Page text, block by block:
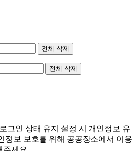
전체 삭제
전체 삭제
그인 상태 유지 설정 시 개인정보 유
정보 보호를 위해 공공장소에서 이용
주세요.